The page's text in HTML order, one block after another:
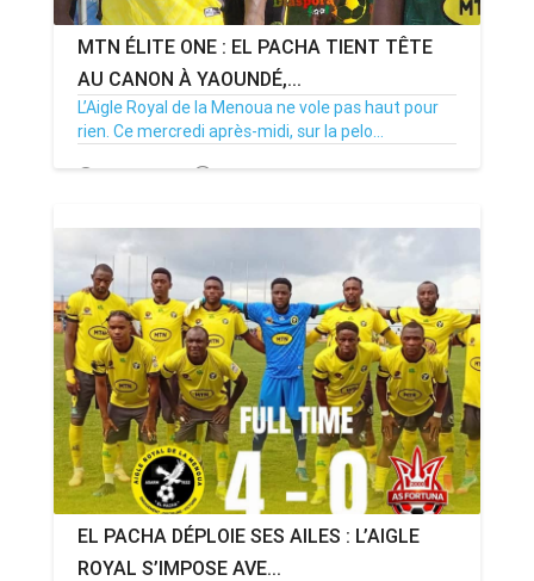
MTN ÉLITE ONE : EL PACHA TIENT TÊTE
AU CANON À YAOUNDÉ,...
L’Aigle Royal de la Menoua ne vole pas haut pour
rien. Ce mercredi après-midi, sur la pelo...
29/04/26 Par MenouActu 0
EL PACHA DÉPLOIE SES AILES : L’AIGLE
ROYAL S’IMPOSE AVE...